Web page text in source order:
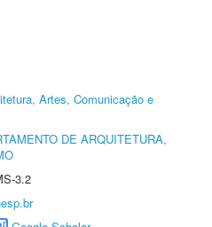
Artes, Comunicação e
DE ARQUITETURA,
3.2